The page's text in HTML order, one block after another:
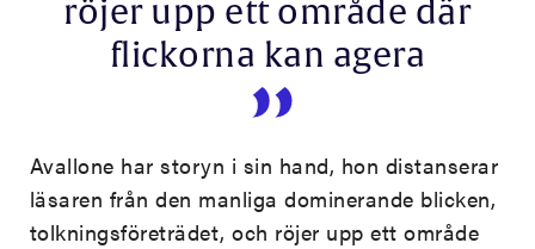
röjer upp ett område där
flickorna kan agera
Avallone har storyn i sin hand, hon distanserar
läsaren från den manliga dominerande blicken,
tolkningsföreträdet, och röjer upp ett område